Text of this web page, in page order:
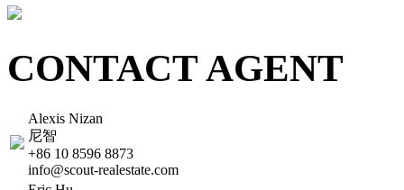
CONTACT AGENT
Alexis Nizan
尼智
+86 10 8596 8873
info@scout-realestate.com